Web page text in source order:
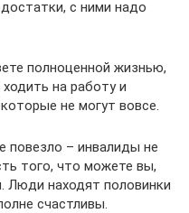
с ними надо
полноценной жизнью,
на работу и
не могут вовсе.
повезло – инвалиды не
того, что можете вы,
Люди находят половинки
счастливы.